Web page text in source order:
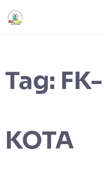
content
Tag:
KOTA